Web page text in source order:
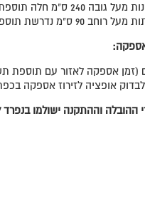
240 ס"מ חלה תוספת תשלום של 100 ש"ח.
נדרשת תוספת 100 ש"ח לדלת המשוכללת במחיר הארון המוצג.
לבדוק אופציה לזירוז אספקה
ההובלה וההתקנה ישולמו בנפרד